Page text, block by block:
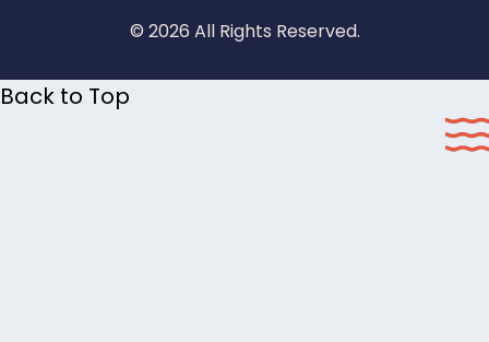
© 2026 All Rights Reserved.
Back to Top